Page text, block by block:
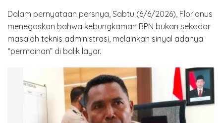
​Dalam pernyataan persnya, Sabtu (6/6/2026), Florianus
menegaskan bahwa kebungkaman BPN bukan sekadar
masalah teknis administrasi, melainkan sinyal adanya
“permainan” di balik layar.